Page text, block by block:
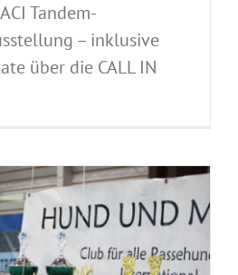
Tandem-
– inklusive
über die CALL IN